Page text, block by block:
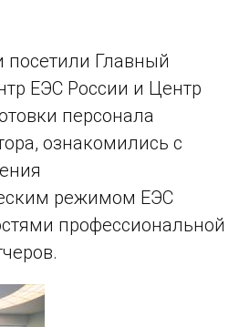
посетили Главный
ЕЭС России и Центр
персонала
ознакомились с
режимом ЕЭС
профессиональной